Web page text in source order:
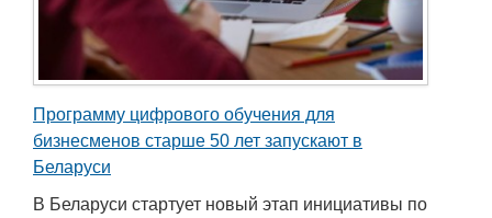
Программу цифрового обучения для
бизнесменов старше 50 лет запускают в
Беларуси
В Беларуси стартует новый этап инициативы по